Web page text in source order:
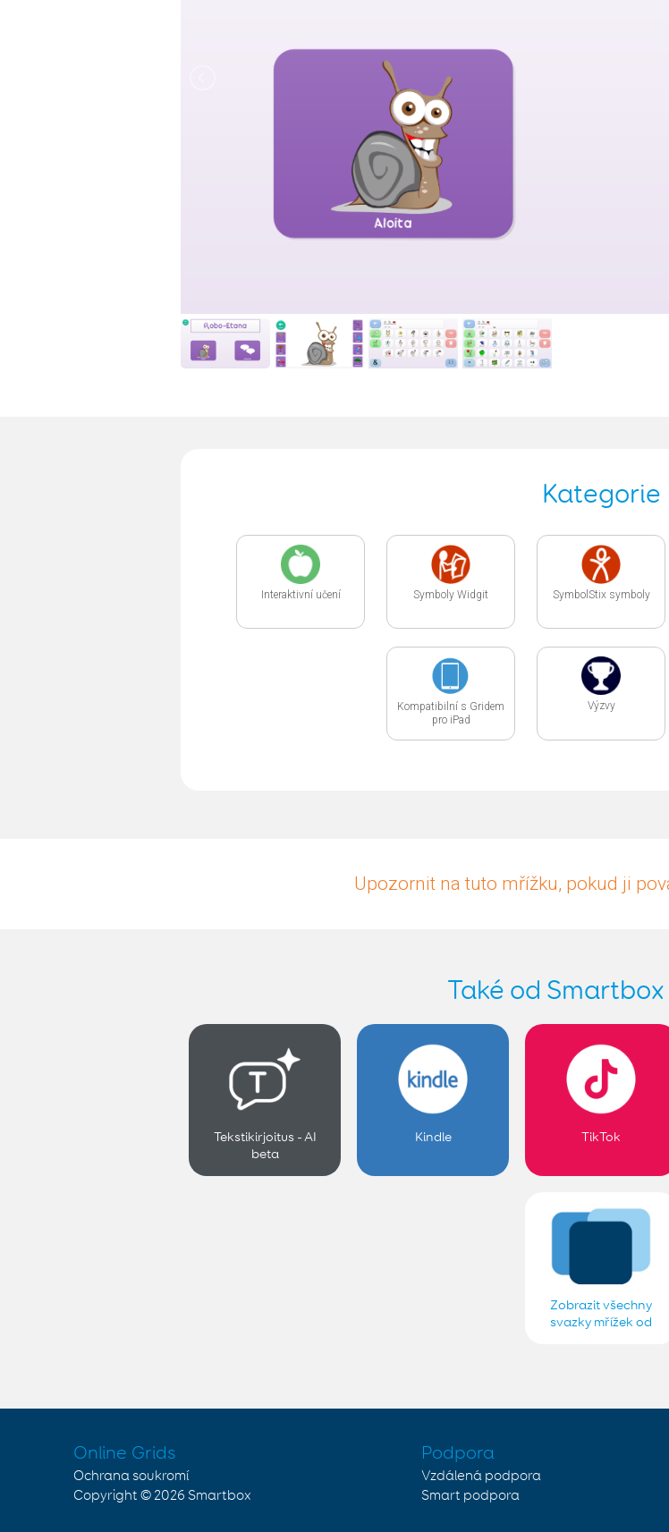
Kategorie
Interaktivní učení Symboly Widgit SymbolStix symboly
Kompatibilní s Gridem
pro iPad
Výzvy
Upozornit na tuto mřížku, pokud ji
Také od
Tekstikirjoitus - AI
beta
Kindle TikTok
Zobrazit všechny
svazky mřížek od
Online Grids
Ochrana soukromí
Copyright © 2026 Smartbox
Podpora
Vzdálená podpora
Smart podpora